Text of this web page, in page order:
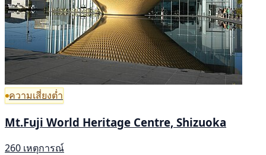
ความเสี่ยงต่ำ
Mt.Fuji World Heritage Centre, Shizuoka
260 เหตุการณ์